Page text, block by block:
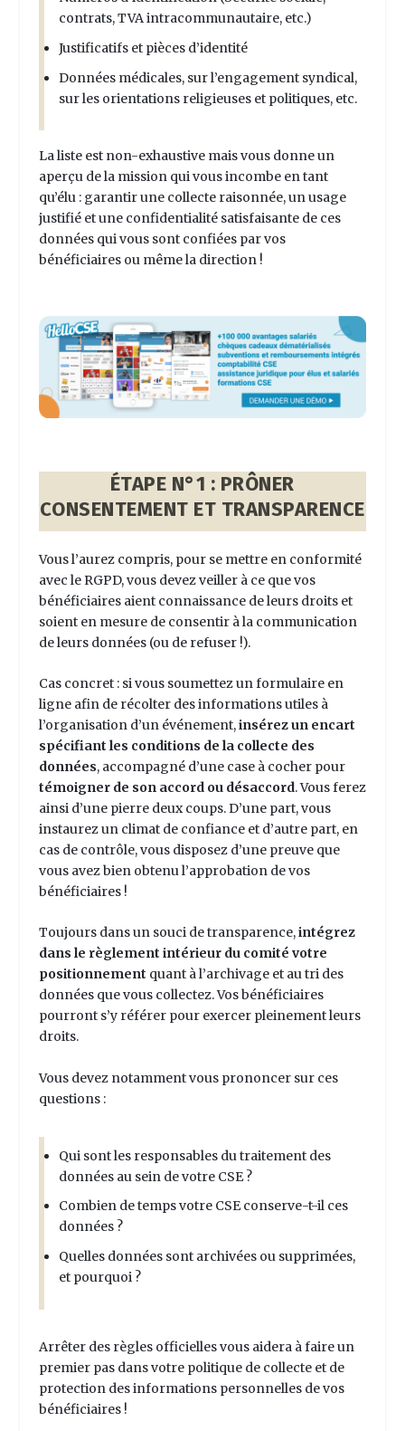
contrats, TVA intracommunautaire, etc.)
Justificatifs et pièces d’identité
Données médicales, sur l’engagement syndical,
sur les orientations religieuses et politiques, etc.
La liste est non-exhaustive mais vous donne un
aperçu de la mission qui vous incombe en tant
qu’élu : garantir une collecte raisonnée, un usage
justifié et une confidentialité satisfaisante de ces
données qui vous sont confiées par vos
bénéficiaires ou même la direction !
ÉTAPE N°1 : PRÔNER
CONSENTEMENT ET TRANSPARENCE
Vous l’aurez compris, pour se mettre en conformité
avec le RGPD, vous devez veiller à ce que vos
bénéficiaires aient connaissance de leurs droits et
soient en mesure de consentir à la communication
de leurs données (ou de refuser !).
Cas concret : si vous soumettez un formulaire en
ligne afin de récolter des informations utiles à
l’organisation d’un événement,insérez un encart
spécifiant les conditions de la collecte des
données, accompagné d’une case à cocher pour
témoigner de son accord ou désaccord. Vous ferez
ainsi d’une pierre deux coups. D’une part, vous
instaurez un climat de confiance et d’autre part, en
cas de contrôle, vous disposez d’une preuve que
vous avez bien obtenu l’approbation de vos
bénéficiaires !
Toujours dans un souci de transparence,intégrez
dans le règlement intérieur du comité votre
positionnement quant à l’archivage et au tri des
données que vous collectez. Vos bénéficiaires
pourront s’y référer pour exercer pleinement leurs
droits.
Vous devez notamment vous prononcer sur ces
questions :
Qui sont les responsables du traitement des
données au sein de votre CSE ?
Combien de temps votre CSE conserve-t-il ces
données ?
Quelles données sont archivées ou supprimées,
et pourquoi ?
Arrêter des règles officielles vous aidera à faire un
premier pas dans votre politique de collecte et de
protection des informations personnelles de vos
bénéficiaires !